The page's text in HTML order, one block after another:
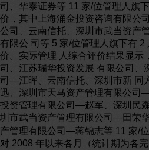
司、华泰证券等 11 家/位管理人旗
价，其中上海涌金投资咨询有限公
公司、云南信托、深圳市武当资产
有限公 司等 5 家/位管理人旗下有
价。实际管理 人综合评价结果显示
司、江苏瑞华投资发展 有限公司、
司—江晖、云南信托、深圳市新 同
迅、深圳市天马资产管理有限公司
投资管理有限公司—赵军、深圳民
圳市武当资产管理有限公司—田荣
产管理有限公司—蒋锦志等 11 家/
对 2008 年以来各月（统计期为各